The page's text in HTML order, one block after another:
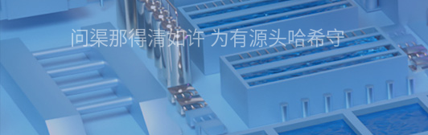
问渠那得清如许 为有源头哈希守